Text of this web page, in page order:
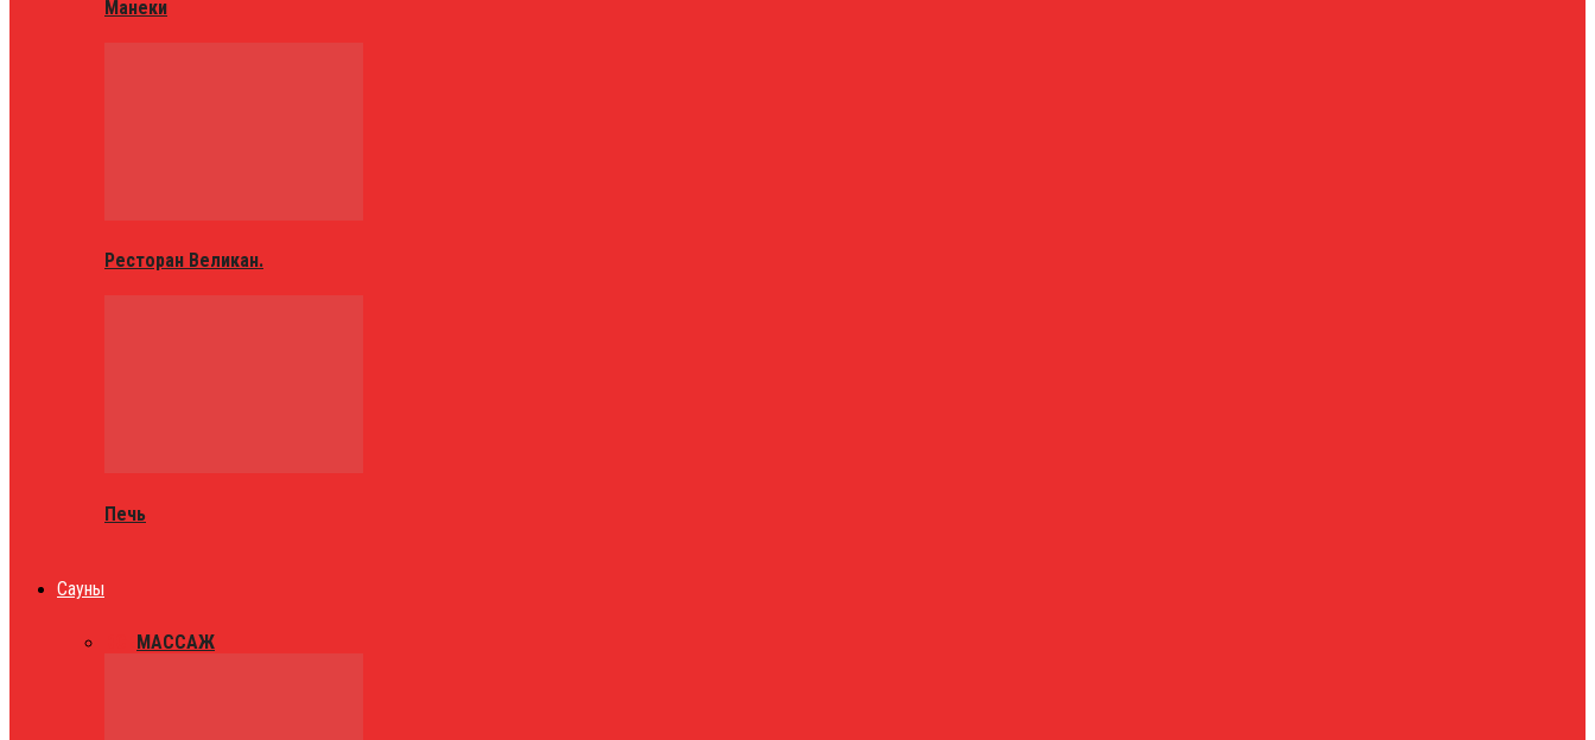
Манеки
Ресторан Великан.
Печь
Сауны
МАССАЖ